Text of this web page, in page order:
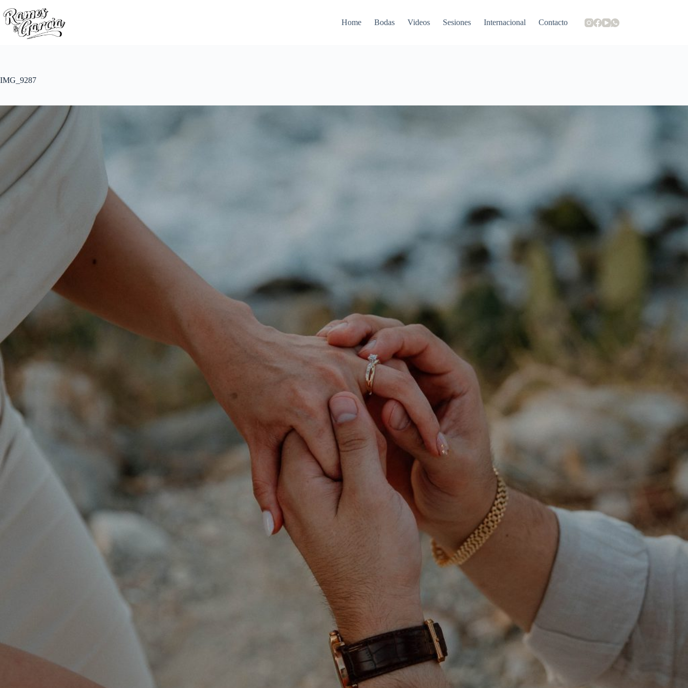
Home Bodas Videos Sesiones Internacional Contacto
IMG_9287